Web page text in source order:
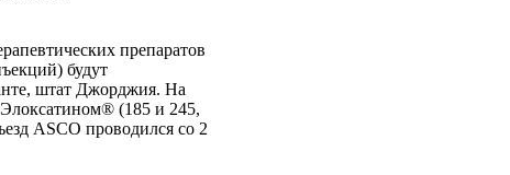
препаратов
будут
штат Джорджия. На
(185 и 245,
ASCO проводился со 2